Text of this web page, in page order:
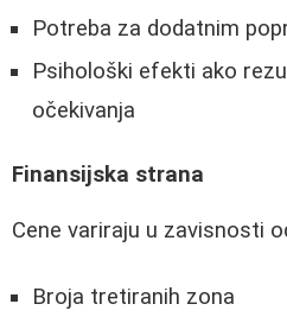
Potreba za dodatnim
Psihološki efekti ako
očekivanja
Finansijska strana
Cene variraju u zavisnosti
Broja tretiranih zona